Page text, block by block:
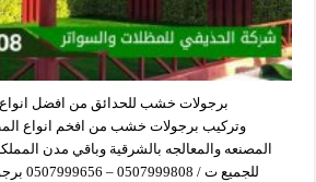
برجولات خشب للحدائق من افضل انواع
وتركيب برجولات خشب من افخم انواع
المصنعه والمعالجه بالشرقية وباقي مدن
للجميع